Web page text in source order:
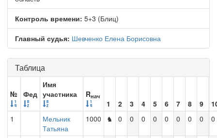
Контроль времени: 5+3 (Блиц)
Главный судья: Шевченко Елена Борисовна
Таблица
№ Фед
Имя
участника
Rнач
1 2 3 4 5 6 7 8 9
1
Мельник
Татьяна
1000 ♞ 0 0 0 0 0 0 0 0 0